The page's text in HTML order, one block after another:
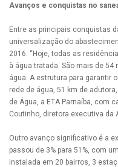
Avanços e conquistas no
Entre as principais conquistas
universalização do
2016. “Hoje, todas as
à água tratada. São mais de
água. A estrutura para garantir
rede de água, 51 km de
de Água, a ETA Parnaíba, com
Coutinho, diretora executiva da
Outro avanço significativo é a
passou de 3% para 51%, com
instalada em 20 bairros, 3